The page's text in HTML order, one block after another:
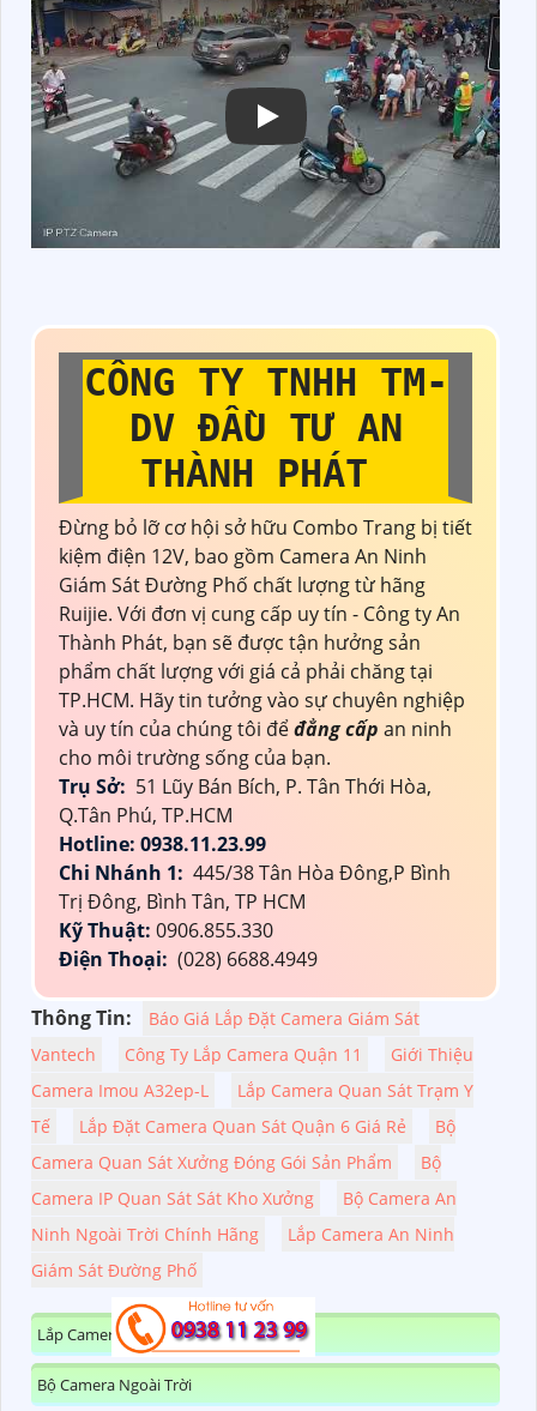
CÔNG TY TNHH TM-
DV ĐẦU TƯ AN
THÀNH PHÁT
Đừng bỏ lỡ cơ hội sở hữu Combo Trang bị tiết
kiệm điện 12V, bao gồm Camera An Ninh
Giám Sát Đường Phố chất lượng từ hãng
Ruijie. Với đơn vị cung cấp uy tín - Công ty An
Thành Phát, bạn sẽ được tận hưởng sản
phẩm chất lượng với giá cả phải chăng tại
TP.HCM. Hãy tin tưởng vào sự chuyên nghiệp
và uy tín của chúng tôi đểđẳng cấp an ninh
cho môi trường sống của bạn.
Trụ Sở: 51 Lũy Bán Bích, P. Tân Thới Hòa,
Q.Tân Phú, TP.HCM
Hotline: 0938.11.23.99
Chi Nhánh 1: 445/38 Tân Hòa Đông,P Bình
Trị Đông, Bình Tân, TP HCM
Kỹ Thuật: 0906.855.330
Điện Thoại: (028) 6688.4949
Thông Tin:
Báo Giá Lắp Đặt Camera Giám Sát
Vantech
Công Ty Lắp Camera Quận 11
Giới Thiệu
Camera Imou A32ep-L
Lắp Camera Quan Sát Trạm Y
Tế
Lắp Đặt Camera Quan Sát Quận 6 Giá Rẻ
Bộ
Camera Quan Sát Xưởng Đóng Gói Sản Phẩm
Bộ
Camera IP Quan Sát Sát Kho Xưởng
Bộ Camera An
Ninh Ngoài Trời Chính Hãng
Lắp Camera An Ninh
Giám Sát Đường Phố
Lắp Camera Kbvision Trọn Gói
Bộ Camera Ngoài Trời